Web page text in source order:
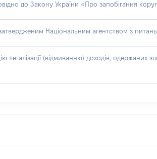
до Закону України «Про запобігання
Національним агентством з питань
легалізації (відмиванню) доходів,